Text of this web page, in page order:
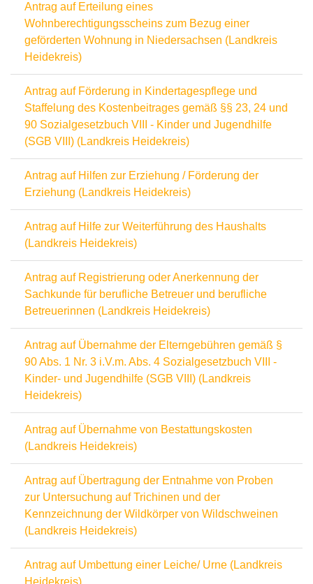
Antrag auf Erteilung eines
Wohnberechtigungsscheins zum Bezug einer
geförderten Wohnung in Niedersachsen (Landkreis
Heidekreis)
Antrag auf Förderung in Kindertagespflege und
Staffelung des Kostenbeitrages gemäß §§ 23, 24 und
90 Sozialgesetzbuch VIII - Kinder und Jugendhilfe
(SGB VIII) (Landkreis Heidekreis)
Antrag auf Hilfen zur Erziehung / Förderung der
Erziehung (Landkreis Heidekreis)
Antrag auf Hilfe zur Weiterführung des Haushalts
(Landkreis Heidekreis)
Antrag auf Registrierung oder Anerkennung der
Sachkunde für berufliche Betreuer und berufliche
Betreuerinnen (Landkreis Heidekreis)
Antrag auf Übernahme der Elterngebühren gemäß §
90 Abs. 1 Nr. 3 i.V.m. Abs. 4 Sozialgesetzbuch VIII -
Kinder- und Jugendhilfe (SGB VIII) (Landkreis
Heidekreis)
Antrag auf Übernahme von Bestattungskosten
(Landkreis Heidekreis)
Antrag auf Übertragung der Entnahme von Proben
zur Untersuchung auf Trichinen und der
Kennzeichnung der Wildkörper von Wildschweinen
(Landkreis Heidekreis)
Antrag auf Umbettung einer Leiche/ Urne (Landkreis
Heidekreis)